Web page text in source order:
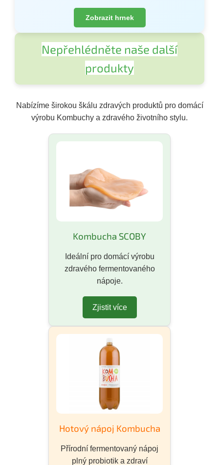
Zobrazit hrnek
Nepřehlédněte naše další
produkty
Nabízíme širokou škálu zdravých produktů pro domácí
výrobu Kombuchy a zdravého životního stylu.
Kombucha SCOBY
Ideální pro domácí výrobu
zdravého fermentovaného
nápoje.
Zjistit více
Hotový nápoj Kombucha
Přírodní fermentovaný nápoj
plný probiotik a zdraví